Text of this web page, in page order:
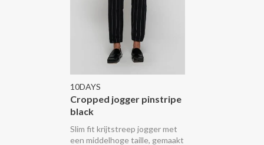
10DAYS
Cropped jogger pinstripe
black
Slim fit krijtstreep jogger met
een middelhoge taille, gemaakt